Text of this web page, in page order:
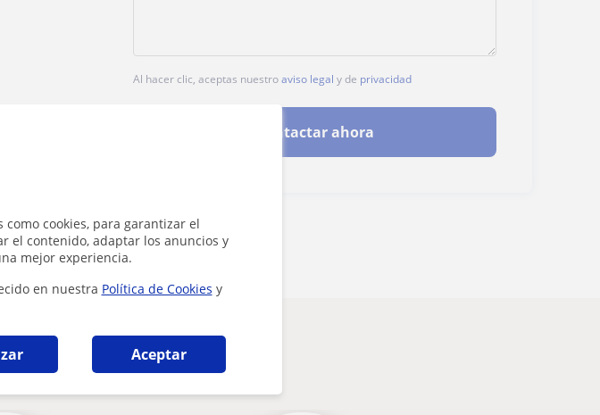
cookies, para garantizar el
el contenido, adaptar los anuncios y
mejor experiencia.
en nuestra Política de Cookies y
Aceptar
Al hacer clic, aceptas nuestroaviso legal y de privacidad
Contactar ahora
perfil?Cuéntanos
interesarte